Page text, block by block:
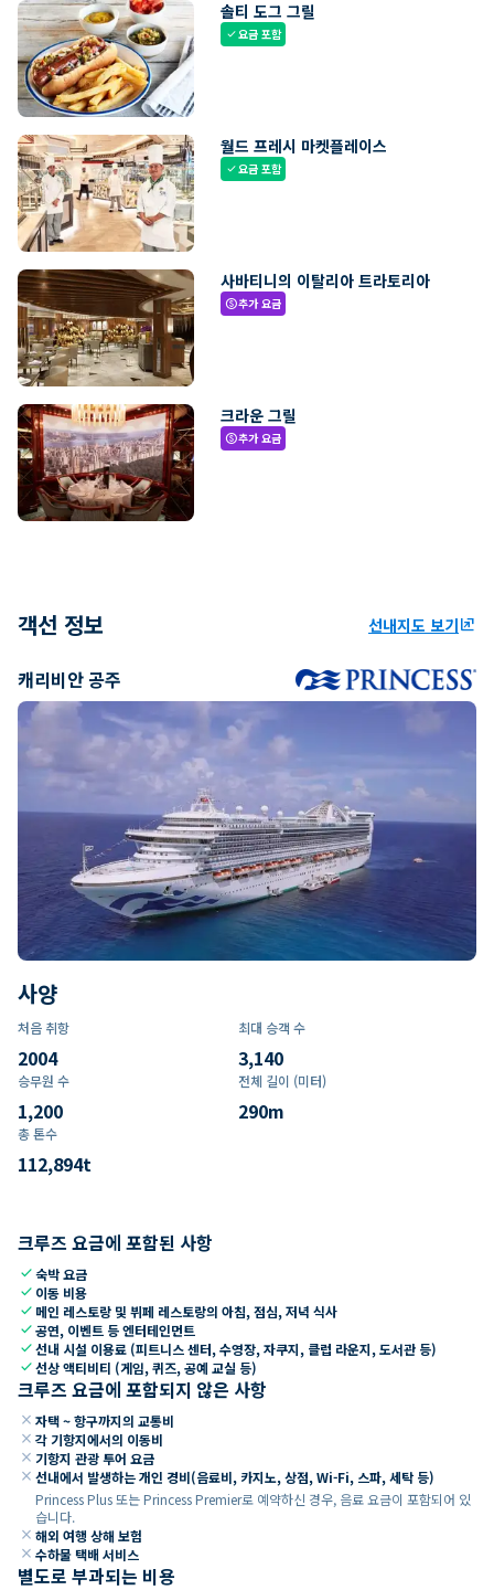
솔티 도그 그릴
check요금 포함
월드 프레시 마켓플레이스
check요금 포함
사바티니의 이탈리아 트라토리아
paid추가 요금
크라운 그릴
paid추가 요금
객선 정보 선내지도 보기ungroup
캐리비안 공주
사양
처음 취항
2004
최대 승객 수
3,140
승무원 수
1,200
전체 길이 (미터)
290m
총 톤수
112,894t
크루즈 요금에 포함된 사항
check숙박 요금
check 이동 비용
check 메인 레스토랑 및 뷔페 레스토랑의 아침, 점심, 저녁 식사
check공연, 이벤트 등 엔터테인먼트
check선내 시설 이용료 (피트니스 센터, 수영장, 자쿠지, 클럽 라운지, 도서관 등)
check선상 액티비티 (게임, 퀴즈, 공예 교실 등)
크루즈 요금에 포함되지 않은 사항
close 자택 ~ 항구까지의 교통비
close 각 기항지에서의 이동비
close 기항지 관광 투어 요금
close 선내에서 발생하는 개인 경비(음료비, 카지노, 상점, Wi-Fi, 스파, 세탁 등)
Princess Plus 또는 Princess Premier로 예약하신 경우, 음료 요금이 포함되어 있
습니다.
close 해외 여행 상해 보험
close 수하물 택배 서비스
별도로 부과되는 비용